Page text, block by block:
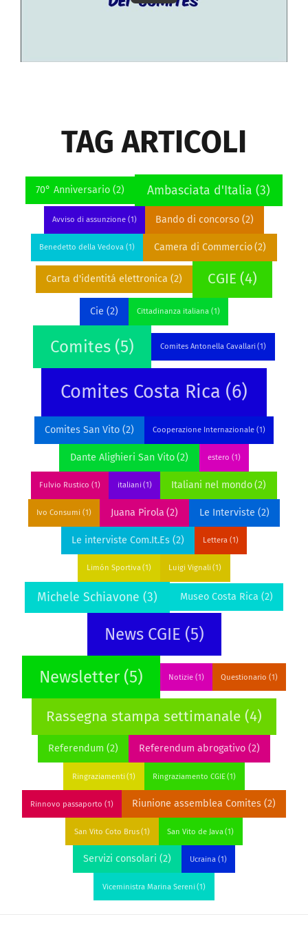
TAG ARTICOLI
70° Anniversario (2) Ambasciata d'Italia (3)
Avviso di assunzione (1) Bando di concorso (2)
Benedetto della Vedova (1) Camera di Commercio (2)
Carta d'identitá elettronica (2) CGIE (4)
Cie (2) Cittadinanza italiana (1)
Comites (5) Comites Antonella Cavallari (1)
Comites Costa Rica (6)
Comites San Vito (2) Cooperazione Internazionale (1)
Dante Alighieri San Vito (2) estero (1)
Fulvio Rustico (1) italiani (1) Italiani nel mondo (2)
Ivo Consumi (1) Juana Pirola (2) Le Interviste (2)
Le interviste Com.It.Es (2) Lettera (1)
Limón Sportiva (1) Luigi Vignali (1)
Michele Schiavone (3) Museo Costa Rica (2)
News CGIE (5)
Newsletter (5) Notizie (1) Questionario (1)
Rassegna stampa settimanale (4)
Referendum (2) Referendum abrogativo (2)
Ringraziamenti (1) Ringraziamento CGIE (1)
Rinnovo passaporto (1) Riunione assemblea Comites (2)
San Vito Coto Brus (1) San Vito de Java (1)
Servizi consolari (2) Ucraina (1)
Viceministra Marina Sereni (1)